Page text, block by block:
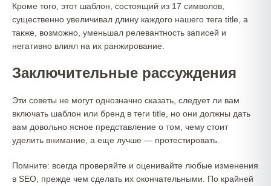
Кроме того, этот шаблон, состоящий из 17 символов,
существенно увеличивал длину каждого нашего тега title, а
также, возможно, уменьшал релевантность записей и
негативно влиял на их ранжирование.
Заключительные рассуждения
Эти советы не могут однозначно сказать, следует ли вам
включать шаблон или бренд в теги title, но они должны дать
вам довольно ясное представление о том, чему стоит
уделить внимание, а еще лучше — протестировать.
Помните: всегда проверяйте и оценивайте любые изменения
в SEO, прежде чем сделать их окончательными. По крайней